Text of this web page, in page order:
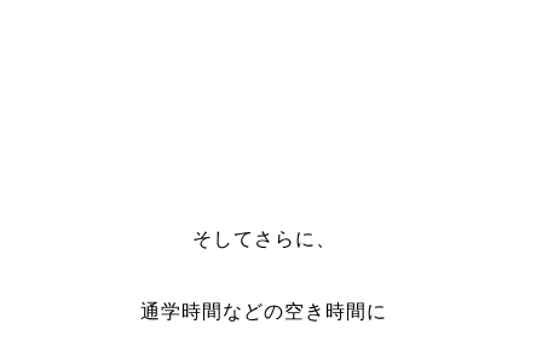
そしてさらに、
通学時間などの空き時間に